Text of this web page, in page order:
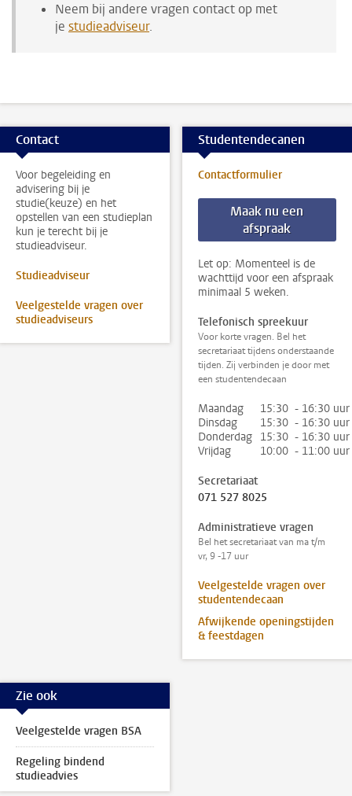
Neem bij andere vragen contact op met
je studieadviseur.
Contact
Voor begeleiding en
advisering bij je
studie(keuze) en het
opstellen van een studieplan
kun je terecht bij je
studieadviseur.
Studieadviseur
Veelgestelde vragen over
studieadviseurs
Studentendecanen
Contactformulier
Maak nu een
afspraak
Let op: Momenteel is de
wachttijd voor een afspraak
minimaal 5 weken.
Telefonisch spreekuur
Voor korte vragen. Bel het
secretariaat tijdens onderstaande
tijden. Zij verbinden je door met
een studentendecaan
Maandag
15:30 - 16:30 uur
Dinsdag
15:30 - 16:30 uur
Donderdag 15:30 - 16:30 uur
Vrijdag
10:00 - 11:00 uur
Secretariaat
071 527 8025
Administratieve vragen
Bel het secretariaat van ma t/m
vr, 9 -17 uur
Veelgestelde vragen over
studentendecaan
Afwijkende openingstijden
& feestdagen
Zie ook
Veelgestelde vragen BSA
Regeling bindend
studieadvies